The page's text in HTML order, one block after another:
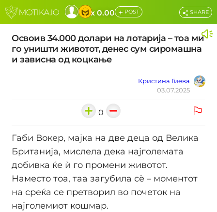
x 0.00 + POST
Освоив 34.000 долари на лотарија – тоа ми
го уништи животот, денес сум сиромашна
и зависна од коцкање
Кристина Гиева
03.07.2025
SHARE
0
Габи Вокер, мајка на две деца од Велика
Британија, мислела дека најголемата
добивка ќе ѝ го промени животот.
Наместо тоа, таа загубила сѐ – моментот
на среќа се претворил во почеток на
најголемиот кошмар.